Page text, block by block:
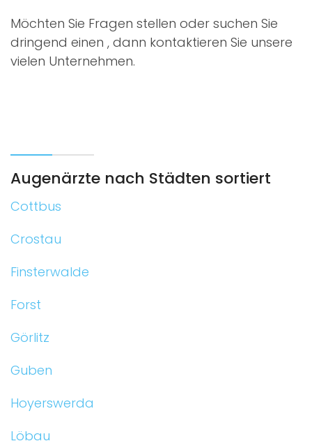
Möchten Sie Fragen stellen oder suchen Sie
dringend einen , dann kontaktieren Sie unsere
vielen Unternehmen.
Augenärzte nach Städten sortiert
Cottbus
Crostau
Finsterwalde
Forst
Görlitz
Guben
Hoyerswerda
Löbau